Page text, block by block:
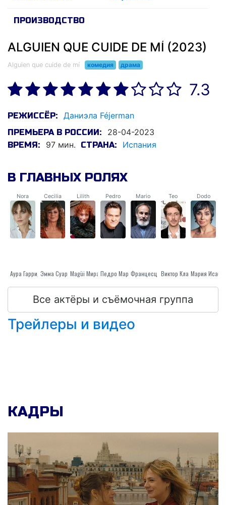
ПРОИЗВОДСТВО
ALGUIEN QUE CUIDE DE MÍ (2023)
Alguien que cuide de mí комедия драма
7.3
РЕЖИССЁР: Даниэла Féjerman
ПРЕМЬЕРА В РОССИИ: 28-04-2023
ВРЕМЯ: 97 мин. СТРАНА: Испания
В ГЛАВНЫХ РОЛЯХ
Nora
Аура Гарридо
Cecilia
Эмма Суарес
Lilith
Magüi Мира
Pedro
Педро Мари Санчес
Mario
Францесц Гарридо
Teo
Виктор Клавихо
Dodo
Все актёры и съёмочная группа
Трейлеры и видео
КАДРЫ